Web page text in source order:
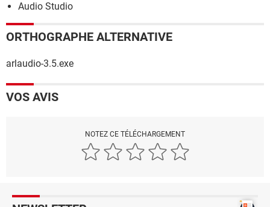
Audio Studio
ORTHOGRAPHE ALTERNATIVE
arlaudio-3.5.exe
VOS AVIS
NOTEZ CE TÉLÉCHARGEMENT